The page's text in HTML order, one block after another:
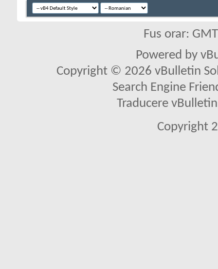
Fus orar:
Powered by
Copyright © 2026 vBulletin
Search Engine
Traducere
Copyright